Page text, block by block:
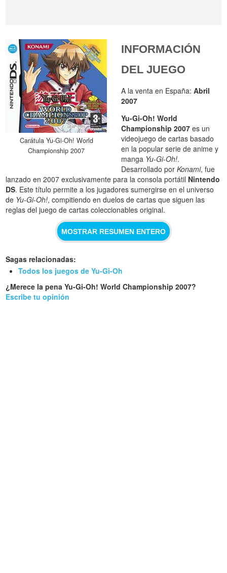
Carátula Yu-Gi-Oh! World
Championship 2007
INFORMACIÓN
DEL JUEGO
A la venta en España:Abril
2007
Yu-Gi-Oh! World
Championship 2007 es un
videojuego de cartas basado
en la popular serie de anime y
manga Yu-Gi-Oh!.
Desarrollado porKonami, fue
lanzado en 2007 exclusivamente para la consola portátil Nintendo
DS. Este título permite a los jugadores sumergirse en el universo
de Yu-Gi-Oh!, compitiendo en duelos de cartas que siguen las
reglas del juego de cartas coleccionables original.
MOSTRAR RESUMEN ENTERO
Sagas relacionadas:
Todos los juegos de Yu-Gi-Oh
¿Merece la pena Yu-Gi-Oh! World Championship 2007?
Escribe tu opinión